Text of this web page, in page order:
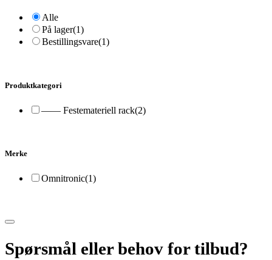
Alle
På lager(1)
Bestillingsvare(1)
Produktkategori
—— Festemateriell rack(2)
Merke
Omnitronic(1)
Spørsmål eller behov for tilbud?